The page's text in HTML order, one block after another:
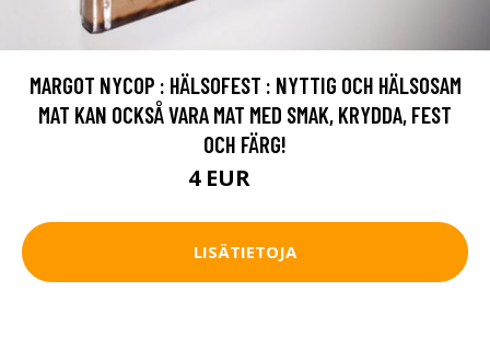
MARGOT NYCOP : HÄLSOFEST : NYTTIG OCH HÄLSOSAM
MAT KAN OCKSÅ VARA MAT MED SMAK, KRYDDA, FEST
OCH FÄRG!
4 EUR
LISÄTIETOJA